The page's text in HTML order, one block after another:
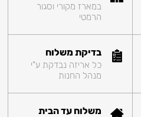
במארז מקורי וסגור
הרמטי
בדיקת משלוח
כל אריזה נבדקת ע"י
מנהל החנות
משלוח עד הבית